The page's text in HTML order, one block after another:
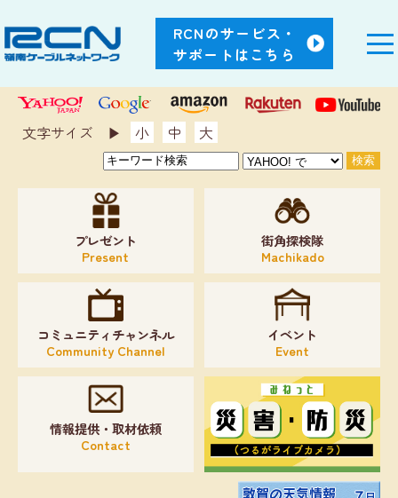
RCNのサービス・
サポートはこちら
文字サイズ ▶︎ 小 中 大
プレゼント
Present
街角探検隊
Machikado
コミュニティチャンネル
Community Channel
イベント
Event
情報提供・取材依頼
Contact